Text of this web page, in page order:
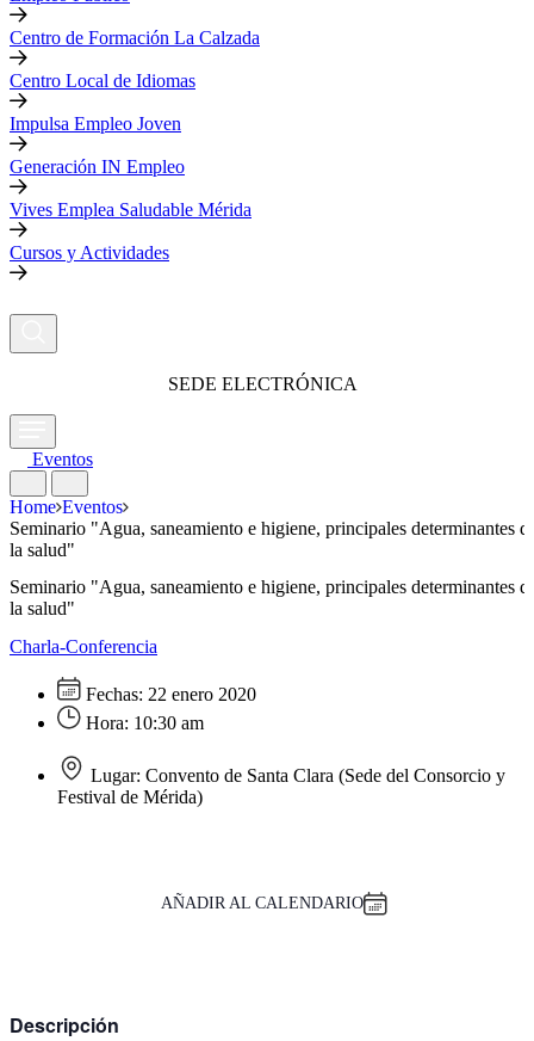
Centro de Formación La Calzada
Centro Local de Idiomas
Impulsa Empleo Joven
Generación IN Empleo
Vives Emplea Saludable Mérida
Cursos y Actividades
SEDE ELECTRÓNICA
Eventos
Home Eventos
Seminario "Agua, saneamiento e higiene, principales determinantes
la salud"
Seminario "Agua, saneamiento e higiene, principales determinantes
la salud"
Charla-Conferencia
Fechas: 22 enero 2020
Hora: 10:30 am
Lugar: Convento de Santa Clara (Sede del Consorcio y
Festival de Mérida)
AÑADIR AL CALENDARIO
Descripción